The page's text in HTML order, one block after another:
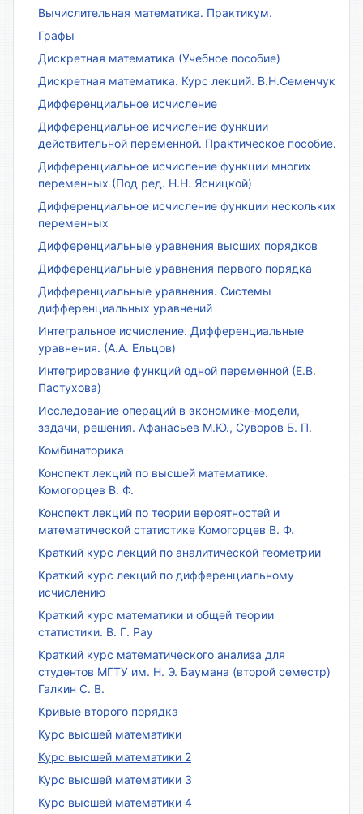
Вычислительная математика. Практикум.
Графы
Дискретная математика (Учебное пособие)
Дискретная математика. Курс лекций. В.Н.Семенчук
Дифференциальное исчисление
Дифференциальное исчисление функции
действительной переменной. Практическое пособие.
Дифференциальное исчисление функции многих
переменных (Под ред. Н.Н. Ясницкой)
Дифференциальное исчисление функции нескольких
переменных
Дифференциальные уравнения высших порядков
Дифференциальные уравнения первого порядка
Дифференциальные уравнения. Системы
дифференциальных уравнений
Интегральное исчисление. Дифференциальные
уравнения. (А.А. Ельцов)
Интегрирование функций одной переменной (Е.В.
Пастухова)
Исследование операций в экономике-модели,
задачи, решения. Афанасьев М.Ю., Суворов Б. П.
Комбинаторика
Конспект лекций по высшей математике.
Комогорцев В. Ф.
Конспект лекций по теории вероятностей и
математической статистике Комогорцев В. Ф.
Краткий курс лекций по аналитической геометрии
Краткий курс лекций по дифференциальному
исчислению
Краткий курс математики и общей теории
статистики. В. Г. Рау
Краткий курс математического анализа для
студентов МГТУ им. Н. Э. Баумана (второй семестр)
Галкин С. В.
Кривые второго порядка
Курс высшей математики
Курс высшей математики 2
Курс высшей математики 3
Курс высшей математики 4